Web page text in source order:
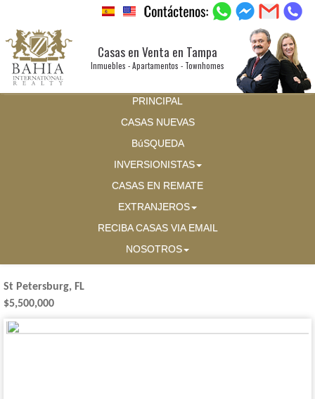
Casas en Venta en Tampa
Inmuebles - Apartamentos - Townhomes
PRINCIPAL
CASAS NUEVAS
BúSQUEDA
INVERSIONISTAS
CASAS EN REMATE
EXTRANJEROS
RECIBA CASAS VIA EMAIL
NOSOTROS
St Petersburg, FL
$5,500,000